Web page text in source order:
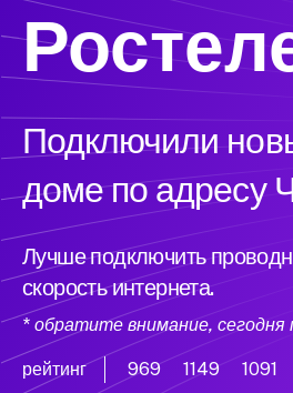
Подключили
доме по адресу
Лучше подключить
скорость интернета.
* обратите внимание,
рейтинг 969 1149 1091